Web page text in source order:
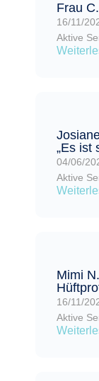
Frau
16/11/
Aktive
„Es ist
04/06/
Aktive
Mimi
16/11/
Aktive